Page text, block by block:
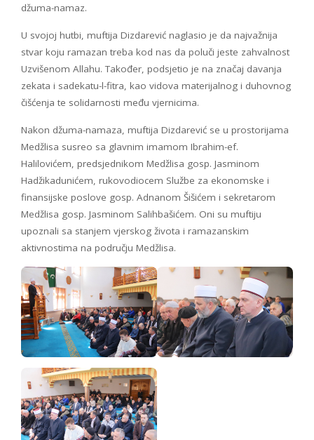
džuma-namaz.
U svojoj hutbi, muftija Dizdarević naglasio je da najvažnija
stvar koju ramazan treba kod nas da poluči jeste zahvalnost
Uzvišenom Allahu. Također, podsjetio je na značaj davanja
zekata i sadekatu-l-fitra, kao vidova materijalnog i duhovnog
čišćenja te solidarnosti među vjernicima.
Nakon džuma-namaza, muftija Dizdarević se u prostorijama
Medžlisa susreo sa glavnim imamom Ibrahim-ef.
Halilovićem, predsjednikom Medžlisa gosp. Jasminom
Hadžikadunićem, rukovodiocem Službe za ekonomske i
finansijske poslove gosp. Adnanom Šišićem i sekretarom
Medžlisa gosp. Jasminom Salihbašićem. Oni su muftiju
upoznali sa stanjem vjerskog života i ramazanskim
aktivnostima na području Medžlisa.